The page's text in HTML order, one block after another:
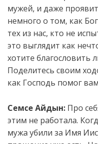
мужей, и даже
немного о том, как
тех из нас, кто не
это выглядит как
хотите
Поделитесь своим
как Господь помог
Семсе Айдын: Про
этим не работала.
мужа убили за Имя